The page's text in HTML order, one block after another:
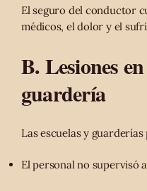
El seguro del conductor
médicos, el dolor y el
B. Lesiones
guardería
Las escuelas y
El personal no supervisó